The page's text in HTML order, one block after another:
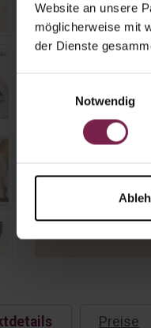
Website an unsere
möglicherweise mit
der Dienste
Notwendig
Preise